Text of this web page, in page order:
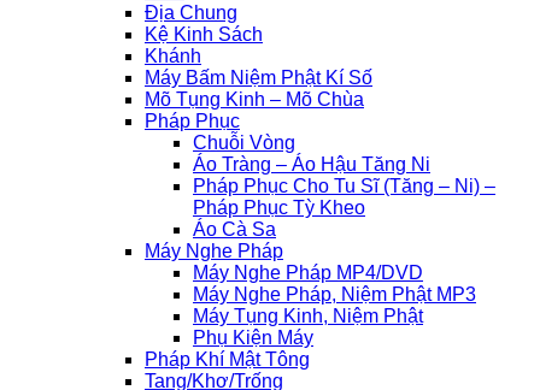
Địa Chung
Kệ Kinh Sách
Khánh
Máy Bấm Niệm Phật Kí Số
Mõ Tụng Kinh – Mõ Chùa
Pháp Phục
Chuỗi Vòng
Áo Tràng – Áo Hậu Tăng Ni
Pháp Phục Cho Tu Sĩ (Tăng – Ni) –
Pháp Phục Tỳ Kheo
Áo Cà Sa
Máy Nghe Pháp
Máy Nghe Pháp MP4/DVD
Máy Nghe Pháp, Niệm Phật MP3
Máy Tụng Kinh, Niệm Phật
Phụ Kiện Máy
Pháp Khí Mật Tông
Tang/Khơ/Trống